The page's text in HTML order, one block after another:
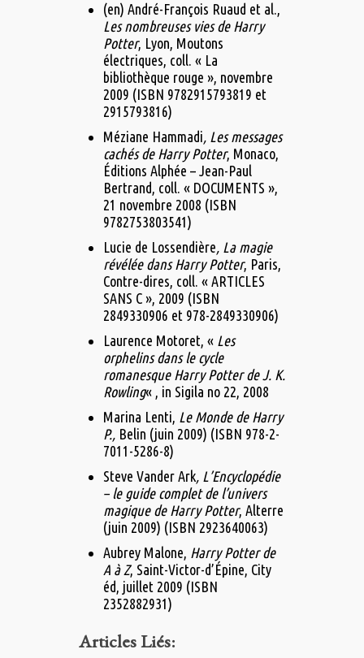
(en) André-François Ruaud et al.,
Les nombreuses vies de Harry
Potter, Lyon, Moutons
électriques, coll. « La
bibliothèque rouge »,‎ novembre
2009 (ISBN 9782915793819 et
2915793816)
Méziane Hammadi, Les messages
cachés de Harry Potter, Monaco,
Éditions Alphée – Jean-Paul
Bertrand, coll. « DOCUMENTS »,‎
21 novembre 2008 (ISBN
9782753803541)
Lucie de Lossendière, La magie
révélée dans Harry Potter, Paris,
Contre-dires, coll. « ARTICLES
SANS C »,‎ 2009 (ISBN
2849330906 et 978-2849330906)
Laurence Motoret, « Les
orphelins dans le cycle
romanesque Harry Potter de J. K.
Rowling« , in Sigila no 22, 2008
Marina Lenti, Le Monde de Harry
P.,Belin (juin 2009) (ISBN 978-2-
7011-5286-8)
Steve Vander Ark, L’Encyclopédie
– le guide complet de l’univers
magique de Harry Potter, Alterre
(juin 2009) (ISBN 2923640063)
Aubrey Malone, Harry Potter de
A à Z, Saint-Victor-d’Épine, City
éd,‎ juillet 2009 (ISBN
2352882931)
Articles Liés: